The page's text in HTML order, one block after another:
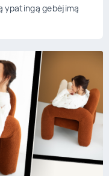
ypatingą gebėjimą